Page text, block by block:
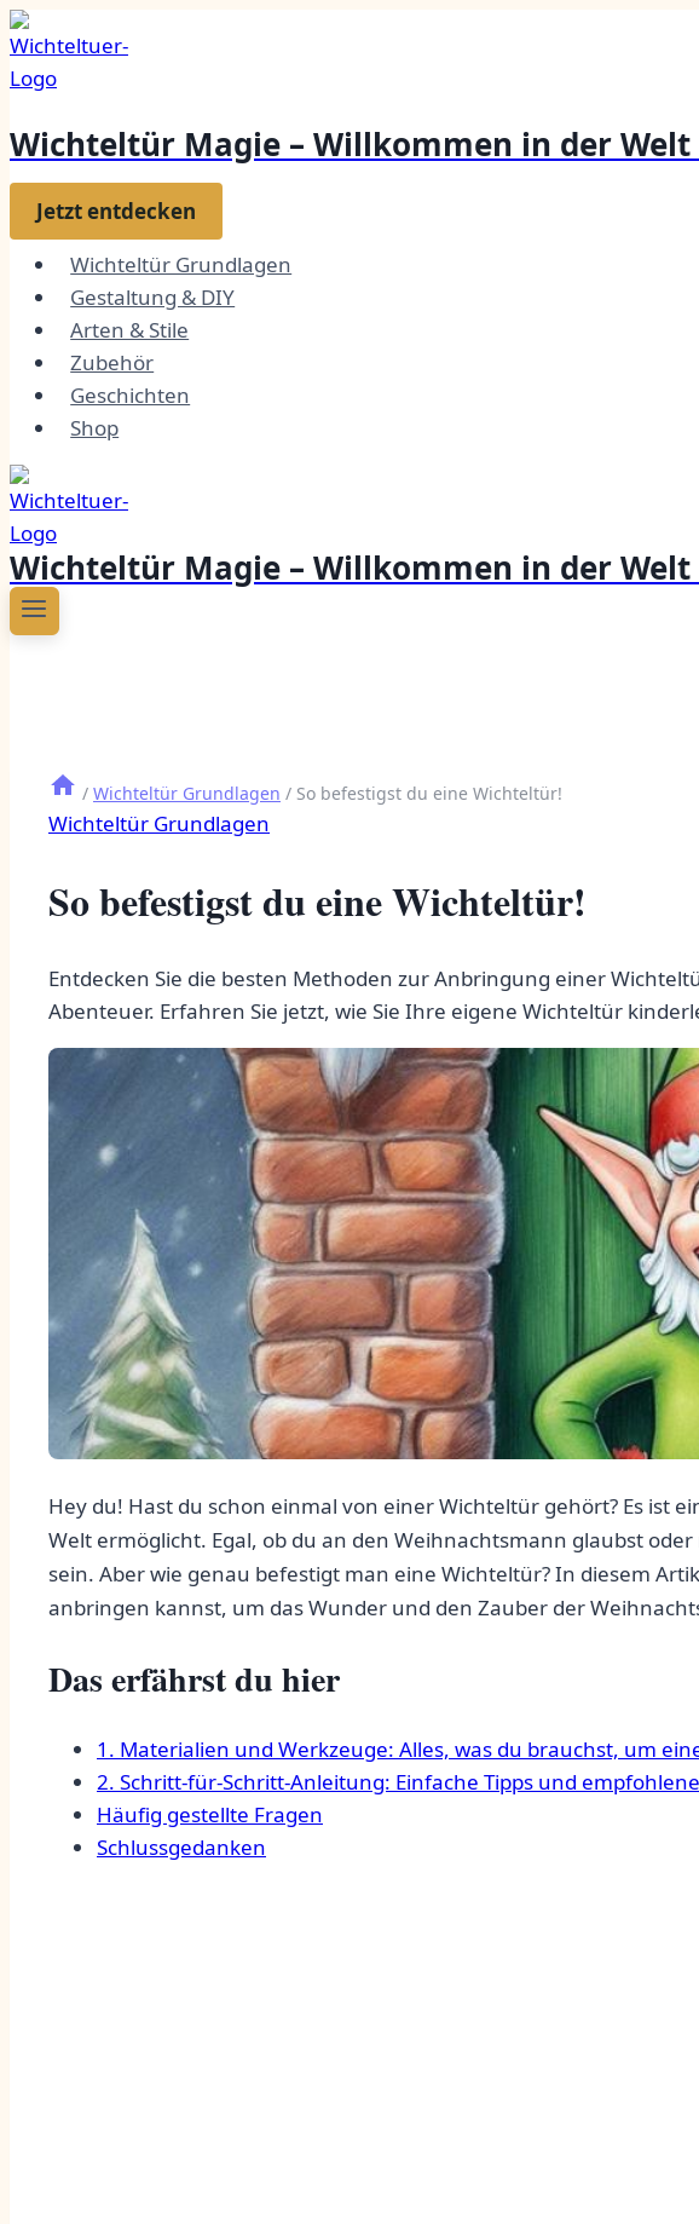
Zum
Inhalt
springen
Wichteltür Magie – Willkommen in der Welt
Jetzt entdecken
Wichteltür Grundlagen
Gestaltung & DIY
Arten & Stile
Zubehör
Geschichten
Shop
Wichteltür Magie – Willkommen in der Welt
/ Wichteltür Grundlagen / So befestigst du eine Wichteltür!
Wichteltür Grundlagen
So befestigst du eine Wichteltür!
Entdecken Sie die besten Methoden zur Anbringung einer
Abenteuer. Erfahren Sie jetzt, wie Sie Ihre eigene Wichteltür
⁢Hey​ du! Hast du schon⁢ einmal von einer Wichteltür gehört? Es ist
Welt ⁢ermöglicht. Egal, ob du an den ⁤Weihnachtsmann glaubst⁣
sein. Aber wie genau⁢ befestigt man eine ⁢Wichteltür? In diesem
anbringen kannst, um das Wunder und den Zauber der
Das erfährst du hier
1. Materialien und Werkzeuge: ⁢Alles, was du brauchst, um
2. Schritt-für-Schritt-Anleitung: Einfache Tipps und‍
Häufig gestellte Fragen
Schlussgedanken